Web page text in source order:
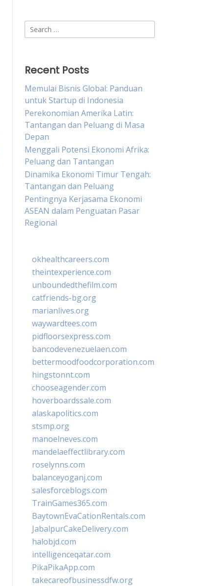
Search
for:
Recent Posts
Memulai Bisnis Global: Panduan
untuk Startup di Indonesia
Perekonomian Amerika Latin:
Tantangan dan Peluang di Masa
Depan
Menggali Potensi Ekonomi Afrika:
Peluang dan Tantangan
Dinamika Ekonomi Timur Tengah:
Tantangan dan Peluang
Pentingnya Kerjasama Ekonomi
ASEAN dalam Penguatan Pasar
Regional
okhealthcareers.com
theintexperience.com
unboundedthefilm.com
catfriends-bg.org
marianlives.org
waywardtees.com
pidfloorsexpress.com
bancodevenezuelaen.com
bettermoodfoodcorporation.com
hingstonnt.com
chooseagender.com
hoverboardssale.com
alaskapolitics.com
stsmp.org
manoelneves.com
mandelaeffectlibrary.com
roselynns.com
balanceyoganj.com
salesforceblogs.com
TrainGames365.com
BaytownEvaCationRentals.com
JabalpurCakeDelivery.com
halobjd.com
intelligenceqatar.com
PikaPikaApp.com
takecareofbusinessdfw.org